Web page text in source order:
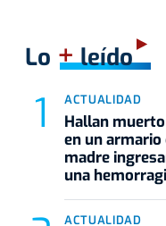
Lo +leído
ACTUALIDAD
Hallan
en un armario
madre
una
ACTUALIDAD